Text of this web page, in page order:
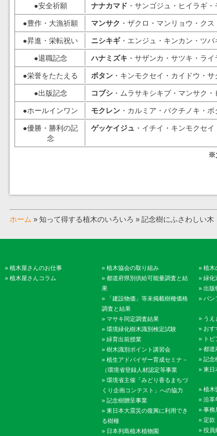
●安全祈願 ナナカマド ・サンゴジュ・ヒイラギ
●豊作・大漁祈願 マンサク ・ザクロ・マンリョウ・ク
●昇進・栄転祝い ニシキギ・エンジュ・キンカン・ツバ
●退職記念 ハナミズキ ・サザンカ・サツキ・ラ
●栄誉をたたえる ボタン ・キンモクセイ・カイドウ・
●出版記念 コブシ ・ムラサキシキブ・マンサク
●ホールインワン モクレン ・カルミア・バクチノキ・
●優勝・勝利の記
念
ゲッケイジュ ・イチイ・キンモクセ
※
ホーム » 知って得する植木のいろいろ » 記念樹にふさわしい木
» 植木屋さんのお仕事
» 植木屋さんコラム
» 植木協会の取り組み
» 都道府県別供給可能量調査と結
果
»
「建設物価」等未掲載樹種価格
調査と結果
» マサキ同定調査結果
» 環境緑化樹木識別検定試験
» 緑育出前授業
» 樹木識別ポイント講習会
» 植生アドバイザー育成セミナ－
（環境省登録人材認定等事業
» 環境省主催「みどり香るまちづ
くり企画コンテスト」への協力
» 記念樹贈呈事業
» 東日本大震災の復興に利用でき
る樹種
» 日本列島植木植物園
» 植木
» 緑化
» 出版
» パン
» うえ
» おす
» ト
» 都道
» 記念
» 東日
» 植木
» 沿革
» 事務
» 定款
» 役員